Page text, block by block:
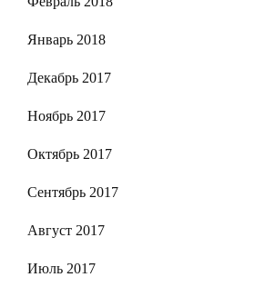
Январь 2018
Декабрь 2017
Ноябрь 2017
Октябрь 2017
Сентябрь 2017
Август 2017
Июль 2017